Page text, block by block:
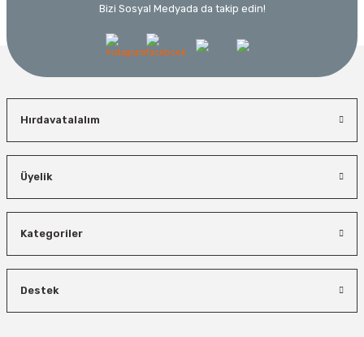
Bizi Sosyal Medyada da takip edin!
Hırdavatalalım
Üyelik
Kategoriler
Destek